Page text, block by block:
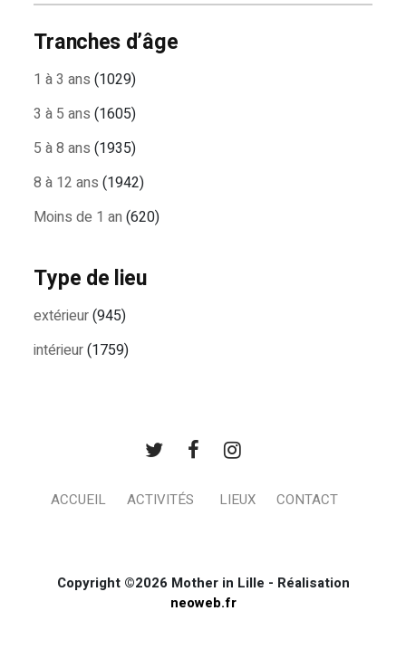
Tranches d’âge
1 à 3 ans (1029)
3 à 5 ans (1605)
5 à 8 ans (1935)
8 à 12 ans (1942)
Moins de 1 an (620)
Type de lieu
extérieur(945)
intérieur(1759)
ACCUEIL ACTIVITÉS LIEUX CONTACT
Copyright ©2026 Mother in Lille - Réalisation
neoweb.fr